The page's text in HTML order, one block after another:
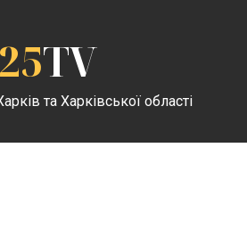
25TV
та Харківської області